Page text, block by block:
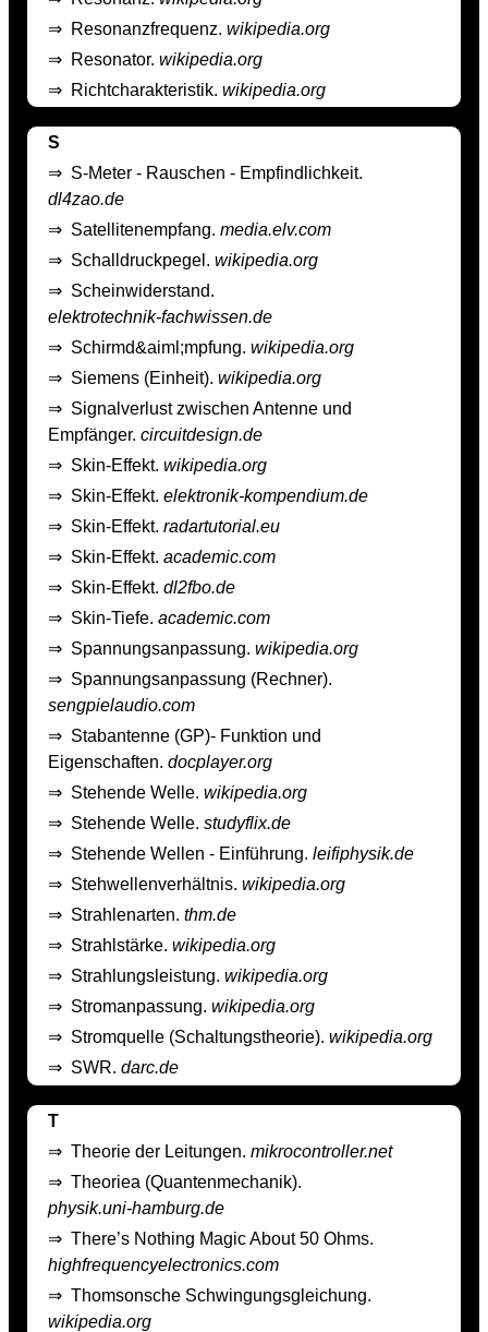
⇒ Resonanzfrequenz. wikipedia.org
⇒ Resonator. wikipedia.org
⇒ Richtcharakteristik. wikipedia.org
S
⇒ S-Meter - Rauschen - Empfindlichkeit.
dl4zao.de
⇒ Satellitenempfang. media.elv.com
⇒ Schalldruckpegel. wikipedia.org
⇒ Scheinwiderstand.
elektrotechnik-fachwissen.de
⇒ Schirmd&aiml;mpfung. wikipedia.org
⇒ Siemens (Einheit). wikipedia.org
⇒ Signalverlust zwischen Antenne und
Empfänger. circuitdesign.de
⇒ Skin-Effekt. wikipedia.org
⇒ Skin-Effekt. elektronik-kompendium.de
⇒ Skin-Effekt. radartutorial.eu
⇒ Skin-Effekt. academic.com
⇒ Skin-Effekt. dl2fbo.de
⇒ Skin-Tiefe. academic.com
⇒ Spannungsanpassung. wikipedia.org
⇒ Spannungsanpassung (Rechner).
sengpielaudio.com
⇒ Stabantenne (GP)- Funktion und
Eigenschaften. docplayer.org
⇒ Stehende Welle. wikipedia.org
⇒ Stehende Welle. studyflix.de
⇒ Stehende Wellen - Einführung. leifiphysik.de
⇒ Stehwellenverhältnis. wikipedia.org
⇒ Strahlenarten. thm.de
⇒ Strahlstärke. wikipedia.org
⇒ Strahlungsleistung. wikipedia.org
⇒ Stromanpassung. wikipedia.org
⇒ Stromquelle (Schaltungstheorie). wikipedia.org
⇒ SWR. darc.de
T
⇒ Theorie der Leitungen. mikrocontroller.net
⇒ Theoriea (Quantenmechanik).
physik.uni-hamburg.de
⇒ There’s Nothing Magic About 50 Ohms.
highfrequencyelectronics.com
⇒ Thomsonsche Schwingungsgleichung.
wikipedia.org